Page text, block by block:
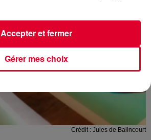
Crédit : Jules de Balincourt
Gérer mes choix
Accepter et fermer